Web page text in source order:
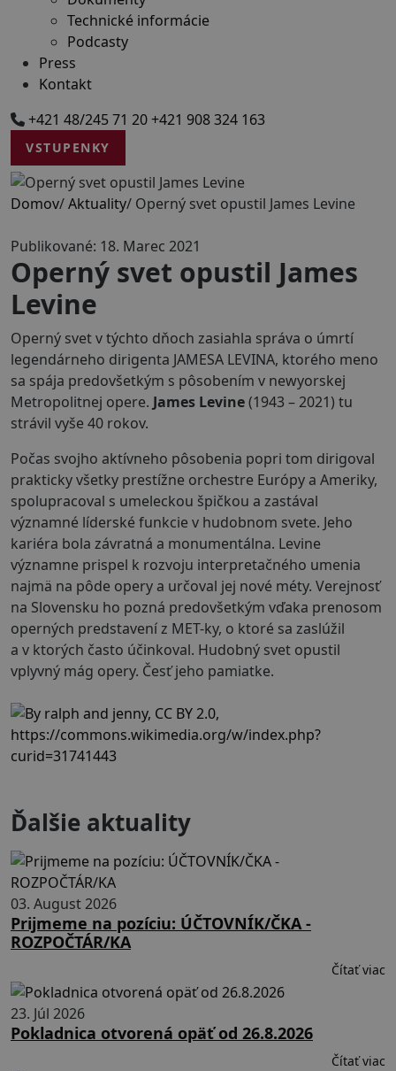
Technické informácie
Podcasty
Press
Kontakt
+421 48/245 71 20+421 908 324 163
VSTUPENKY
Domov/Aktuality/ Operný svet opustil James Levine
Publikované: 18. Marec 2021
Operný svet opustil James
Levine
Operný svet v týchto dňoch zasiahla správa o úmrtí
legendárneho dirigenta JAMESA LEVINA, ktorého meno
sa spája predovšetkým s pôsobením v newyorskej
Metropolitnej opere. James Levine(1943 – 2021) tu
strávil vyše 40 rokov.
Počas svojho aktívneho pôsobenia popri tom dirigoval
prakticky všetky prestížne orchestre Európy a Ameriky,
spolupracoval s umeleckou špičkou a zastával
významné líderské funkcie v hudobnom svete. Jeho
kariéra bola závratná a monumentálna. Levine
významne prispel k rozvoju interpretačného umenia
najmä na pôde opery a určoval jej nové méty. Verejnosť
na Slovensku ho pozná predovšetkým vďaka prenosom
operných predstavení z MET-ky, o ktoré sa zaslúžil
a v ktorých často účinkoval. Hudobný svet opustil
vplyvný mág opery. Česť jeho pamiatke.
Ďalšie aktuality
03. August 2026
Prijmeme na pozíciu: ÚČTOVNÍK/ČKA -
ROZPOČTÁR/KA
Čítať viac
23. Júl 2026
Pokladnica otvorená opäť od 26.8.2026
Čítať viac